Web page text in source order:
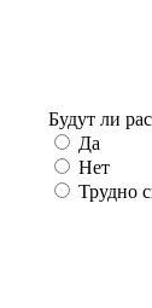
Будут ли
Да
Нет
Трудно